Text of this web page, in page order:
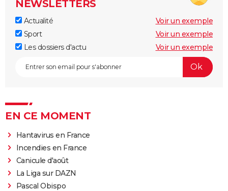
NEWSLETTERS
Actualité
Voir un exemple
Sport
Voir un exemple
Les dossiers d'actu
Voir un exemple
EN CE MOMENT
Hantavirus en France
Incendies en France
Canicule d'août
La Liga sur DAZN
Pascal Obispo